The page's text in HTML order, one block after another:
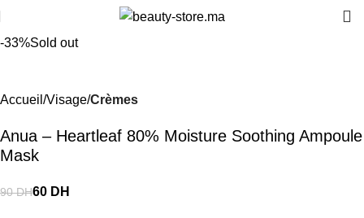
-33%Sold out
Accueil Visage Crèmes
Anua – Heartleaf 80% Moisture Soothing Ampoule
Mask
90DH60 DH